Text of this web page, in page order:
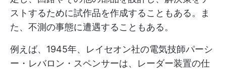
ストするために試作品を作成することもある。ま
た、不測の事態に遭遇することもある。
例えば、1945年、レイセオン社の電気技師パーシ
ー・レバロン・スペンサーは、レーダー装置の仕